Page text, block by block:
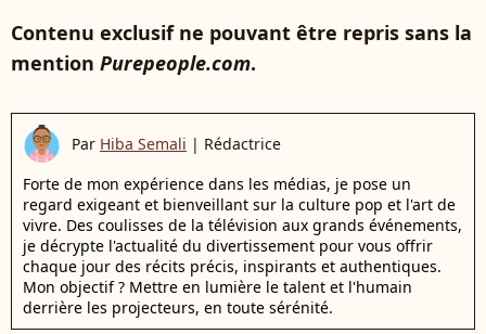
Contenu exclusif ne pouvant être repris sans la
mention Purepeople.com.
Par Hiba Semali | Rédactrice
Forte de mon expérience dans les médias, je pose un
regard exigeant et bienveillant sur la culture pop et l'art de
vivre. Des coulisses de la télévision aux grands événements,
je décrypte l'actualité du divertissement pour vous offrir
chaque jour des récits précis, inspirants et authentiques.
Mon objectif ? Mettre en lumière le talent et l'humain
derrière les projecteurs, en toute sérénité.